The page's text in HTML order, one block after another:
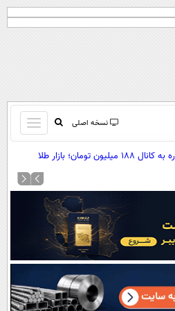
نسخه اصلی
باز
و
کردن
صفحه اول
آرشیو
نظرسنجی
آب و هوا
اوقات شرعی
سواد زندگی
سکه در آستانه ورود دوباره به کانال ۱۸۸ میلیون تومان؛ بازار طلا